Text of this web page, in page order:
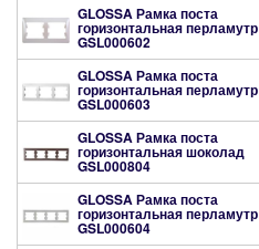
GLOSSA Рамка поста
горизонтальная перламутр
GSL000602
GLOSSA Рамка поста
горизонтальная перламутр
GSL000603
GLOSSA Рамка поста
горизонтальная шоколад
GSL000804
GLOSSA Рамка поста
горизонтальная перламутр
GSL000604